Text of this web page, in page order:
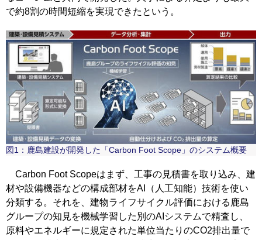
で約8割の時間短縮を実現できたという。
図1：鹿島建設が開発した「Carbon Foot Scope」のシステム概要
Carbon Foot Scopeはまず、工事の見積書を取り込み、建
材や設備機器などの構成部材をAI（人工知能）技術を使い
分類する。それを、建物ライフサイクル評価における鹿島
グループの知見を機械学習した別のAIシステムで精査し、
原料やエネルギーに規定された単位当たりのCO2排出量で